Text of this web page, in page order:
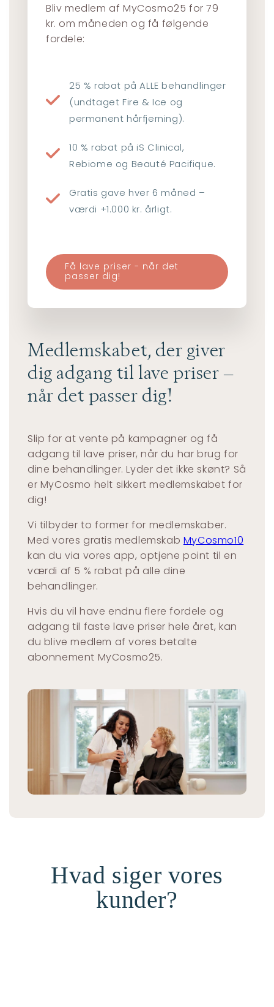
Bliv medlem af MyCosmo25 for 79
kr. om måneden og få følgende
fordele:
25 % rabat på ALLE behandlinger
(undtaget Fire & Ice og
permanent hårfjerning).
10 % rabat på iS Clinical,
Rebiome og Beauté Pacifique.
Gratis gave hver 6 måned –
værdi +1.000 kr. årligt.
Få lave priser - når det
passer dig!
Medlemskabet, der giver
dig adgang til lave priser –
når det passer dig!
Slip for at vente på kampagner og få
adgang til lave priser, når du har brug for
dine behandlinger. Lyder det ikke skønt? Så
er MyCosmo helt sikkert medlemskabet for
dig!
Vi tilbyder to former for medlemskaber.
Med vores gratis medlemskab MyCosmo10
kan du via vores app, optjene point til en
værdi af 5 % rabat på alle dine
behandlinger.
Hvis du vil have endnu flere fordele og
adgang til faste lave priser hele året, kan
du blive medlem af vores betalte
abonnement MyCosmo25.
Hvad siger vores
kunder?